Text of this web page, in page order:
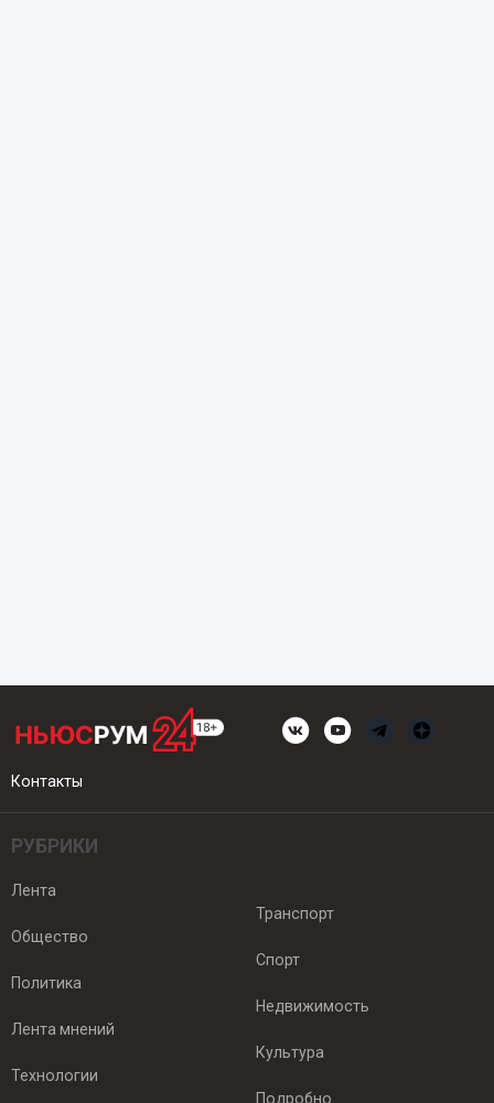
Контакты
РУБРИКИ
Лента
Общество
Политика
Лента мнений
Технологии
Транспорт
Спорт
Недвижимость
Культура
Подробно